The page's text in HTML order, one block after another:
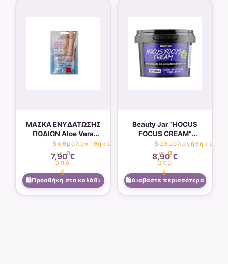
ΜΑΣΚΑ ΕΝΥΔΑΤΩΣΗΣ
ΠΟΔΙΩΝ Aloe Vera
BIOTANIQE(2x15ml)
Βαθμολογήθηκε
με0
από
5
7,90€
Προσθήκη στο καλάθι
Beauty Jar “HOCUS
FOCUS CREAM”
Θρεπτική Κρέμα
Ποδιών 100ml
Βαθμολογήθηκε
με0
από
5
8,90€
Διαβάστε περισσότερα